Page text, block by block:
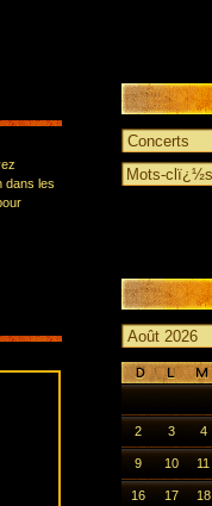
dans les
2 3 4
9 10 11
16 17 18